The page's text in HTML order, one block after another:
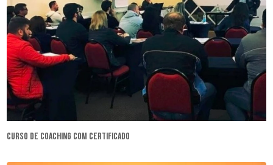
curso de coaching com certificado